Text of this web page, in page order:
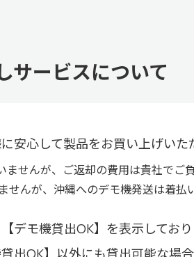
サービスについて
安心して製品をお買い上げい
せんが、ご返却の費用は貴社でご負
んが、沖縄へのデモ機発送は着払
デモ機貸出OK】を表示しており
出OK】以外にも貸出可能な場